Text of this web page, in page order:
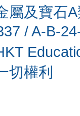
屬及寶石
/ A-B-
切權利